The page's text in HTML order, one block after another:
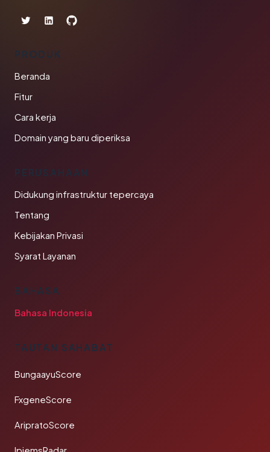
PRODUK
Beranda
Fitur
Cara kerja
Domain yang baru diperiksa
PERUSAHAAN
Didukung infrastruktur tepercaya
Tentang
Kebijakan Privasi
Syarat Layanan
BAHASA
Bahasa Indonesia
TAUTAN SAHABAT
BungaayuScore
FxgeneScore
AripratoScore